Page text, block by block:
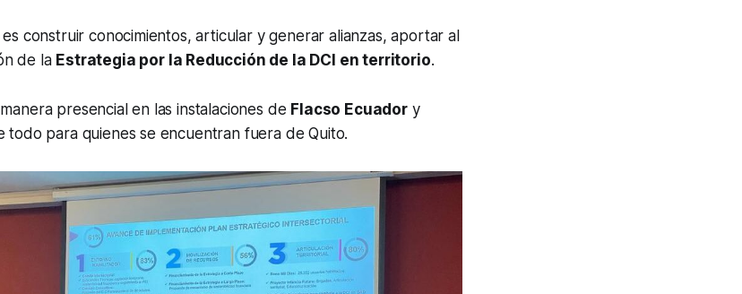
construir conocimientos, articular y generar alianzas, aportar al
de la Estrategia por la Reducción de la DCI en territorio.
presencial en las instalaciones de Flacso Ecuadory
todo para quienes se encuentran fuera de Quito.